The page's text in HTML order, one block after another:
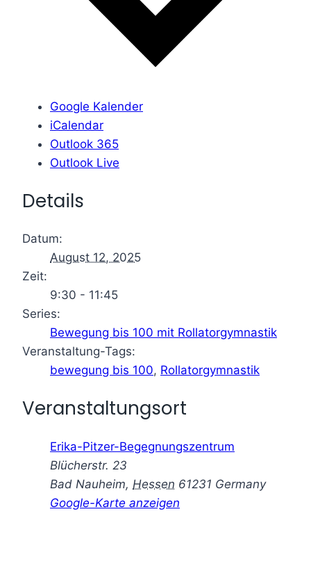
Google Kalender
iCalendar
Outlook 365
Outlook Live
Details
Datum:
August 12, 2025
Zeit:
9:30 - 11:45
Series:
Bewegung bis 100 mit Rollatorgymnastik
Veranstaltung-Tags:
bewegung bis 100, Rollatorgymnastik
Veranstaltungsort
Erika-Pitzer-Begegnungszentrum
Blücherstr. 23
Bad Nauheim, Hessen 61231 Germany
Google-Karte anzeigen